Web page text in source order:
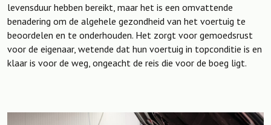
levensduur hebben bereikt, maar het is een omvattende
benadering om de algehele gezondheid van het voertuig te
beoordelen en te onderhouden. Het zorgt voor gemoedsrust
voor de eigenaar, wetende dat hun voertuig in topconditie is en
klaar is voor de weg, ongeacht de reis die voor de boeg ligt.